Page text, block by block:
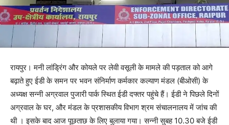
रायपुर। मनी लांड्रिंग और कोयले पर लेवी वसूली के मामले की पड़ताल को आगे
बढ़ाते हुए ईडी के समन पर भवन संनिर्माण कर्मकार कल्याण मंडल (बीओसी) के
अध्यक्ष सन्नी अग्रवाल पुजारी पार्क स्थित ईडी दफ्तर पहुंचे हैं। ईडी ने पिछले दिनों
अग्रवाल के घर, और मंडल के प्रशासकीय विभाग श्रम संचालनालय में जांच की
थी । इसके बाद आज पूछताछ के लिए बुलाया गया। सन्नी सुबह 10.30 बजे ईडी